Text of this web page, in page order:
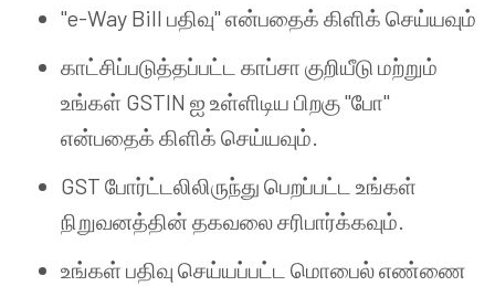
"e-Way Bill பதிவு" என்பதைக் கிளிக் செய்யவும்
காட்சிப்படுத்தப்பட்ட காப்சா குறியீடு மற்றும்
உங்கள் GSTIN ஐ உள்ளிடிய பிறகு "போ"
என்பதைக் கிளிக் செய்யவும்.
GST போர்ட்டலிலிருந்து பெறப்பட்ட உங்கள்
நிறுவனத்தின் தகவலை சரிபார்க்கவும்.
உங்கள் பதிவு செய்யப்பட்ட மொபைல் எண்ணை